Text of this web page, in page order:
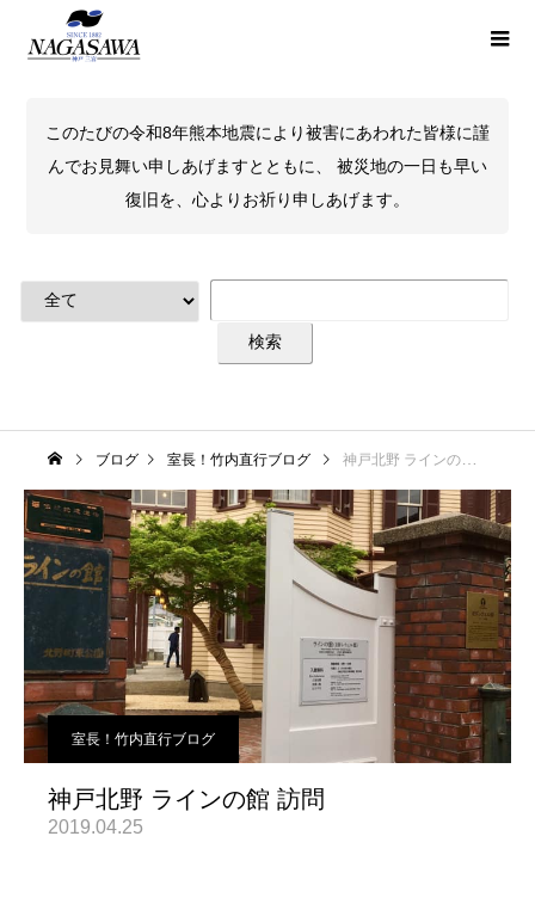
このたびの令和8年熊本地震により被害にあわれた皆様に謹
んでお見舞い申しあげますとともに、 被災地の一日も早い
復旧を、心よりお祈り申しあげます。
ブログ 室長！竹内直行ブログ 神戸北野 ラインの館 訪問
室長！竹内直行ブログ
神戸北野 ラインの館 訪問
2019.04.25